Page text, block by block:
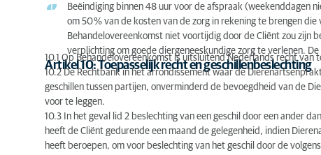
Beëindiging binnen 48 uur voor de afspraak (weekenddagen
om 50 % van de kosten van de zorg in rekening te brengen
Behandelovereenkomst niet voortijdig door de Cliënt zou zijn
verplichting om goede diergeneeskundige zorg te verlenen.
Artikel 10: Toepasselijk recht en geschillenbeslechting
10.1 Op Behandelovereenkomst is uitsluitend Nederlands recht van
10.2 De Rechtbank in het arrondissement waar de
geschillen tussen partijen, onverminderd de bevoegdheid van de
voor te leggen.
10.3 In het geval lid 2 beslechting van een geschil door een ander
heeft de Cliënt gedurende een maand de gelegenheid, indien
heeft beroepen, om voor beslechting van het geschil door de